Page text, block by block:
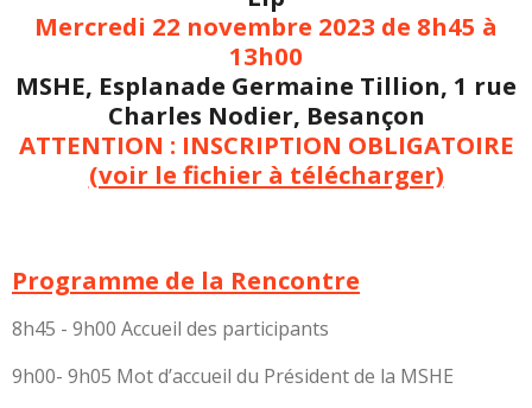
Mercredi 22 novembre 2023 de 8h45 à
13h00
MSHE, Esplanade Germaine Tillion, 1 rue
Charles Nodier, Besançon
ATTENTION : INSCRIPTION OBLIGATOIRE
(voir le fichier à télécharger)
Programme de la Rencontre
8h45 - 9h00 Accueil des participants
9h00- 9h05 Mot d’accueil du Président de la MSHE